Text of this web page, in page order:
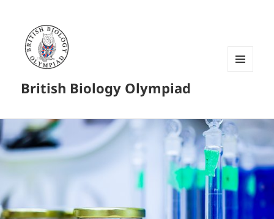
British Biology Olympiad